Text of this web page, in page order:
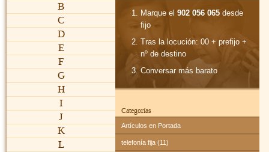
B
C
D
E
F
G
H
I
J
K
L
Marque el902 056 065 desde
fijo
Tras la locución: 00 + prefijo +
nº de destino
Conversar más barato
Categorías
Artículos en Portada
telefonía fija (11)